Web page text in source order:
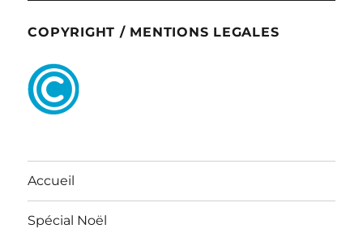
COPYRIGHT / MENTIONS LEGALES
Accueil
Spécial Noël